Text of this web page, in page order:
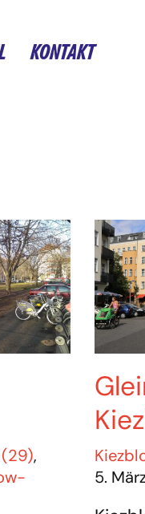
KONTAKT
,
5.